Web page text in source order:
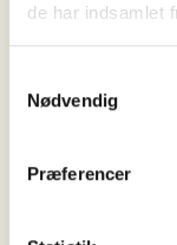
de har indsamlet
Nødvendig
Præferencer
Erfaringen er
selv om verden
år, så er
Heldigvis.
til mejeribrug og